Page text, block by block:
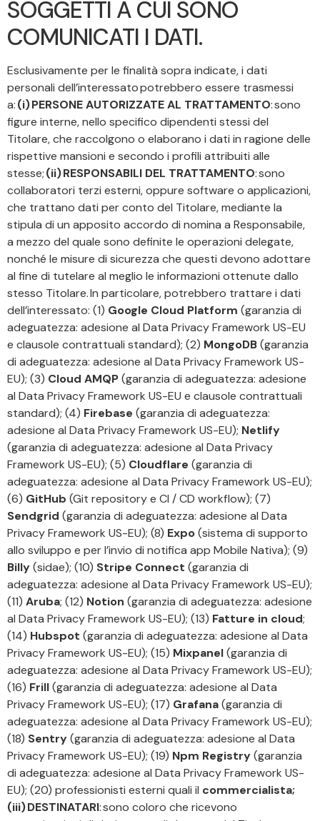
SOGGETTI A CUI SONO
COMUNICATI I DATI.
Esclusivamente per le finalità sopra indicate, i dati
personali dell’interessato potrebbero essere trasmessi
a:(i) PERSONE AUTORIZZATE AL TRATTAMENTO: sono
figure interne, nello specifico dipendenti stessi del
Titolare, che raccolgono o elaborano i dati in ragione delle
rispettive mansioni e secondo i profili attribuiti alle
stesse;(ii) RESPONSABILI DEL TRATTAMENTO: sono
collaboratori terzi esterni, oppure software o applicazioni,
che trattano dati per conto del Titolare, mediante la
stipula di un apposito accordo di nomina a Responsabile,
a mezzo del quale sono definite le operazioni delegate,
nonché le misure di sicurezza che questi devono adottare
al fine di tutelare al meglio le informazioni ottenute dallo
stesso Titolare. In particolare, potrebbero trattare i dati
dell’interessato: (1) Google Cloud Platform (garanzia di
adeguatezza: adesione al Data Privacy Framework US-EU
e clausole contrattuali standard); (2) MongoDB(garanzia
di adeguatezza: adesione al Data Privacy Framework US-
EU); (3) Cloud AMQP(garanzia di adeguatezza: adesione
al Data Privacy Framework US-EU e clausole contrattuali
standard); (4) Firebase (garanzia di adeguatezza:
adesione al Data Privacy Framework US-EU); Netlify
(garanzia di adeguatezza: adesione al Data Privacy
Framework US-EU); (5) Cloudflare (garanzia di
adeguatezza: adesione al Data Privacy Framework US-EU);
(6) GitHub (Git repository e CI / CD workflow); (7)
Sendgrid (garanzia di adeguatezza: adesione al Data
Privacy Framework US-EU); (8) Expo(sistema di supporto
allo sviluppo e per l’invio di notifica app Mobile Nativa); (9)
Billy(sidae); (10) Stripe Connect (garanzia di
adeguatezza: adesione al Data Privacy Framework US-EU);
(11) Aruba; (12) Notion (garanzia di adeguatezza: adesione
al Data Privacy Framework US-EU); (13) Fatture in cloud;
(14) Hubspot (garanzia di adeguatezza: adesione al Data
Privacy Framework US-EU); (15) Mixpanel(garanzia di
adeguatezza: adesione al Data Privacy Framework US-EU);
(16) Frill(garanzia di adeguatezza: adesione al Data
Privacy Framework US-EU); (17) Grafana(garanzia di
adeguatezza: adesione al Data Privacy Framework US-EU);
(18) Sentry(garanzia di adeguatezza: adesione al Data
Privacy Framework US-EU); (19) Npm Registry(garanzia
di adeguatezza: adesione al Data Privacy Framework US-
EU); (20) professionisti esterni quali il commercialista;
(iii) DESTINATARI: sono coloro che ricevono